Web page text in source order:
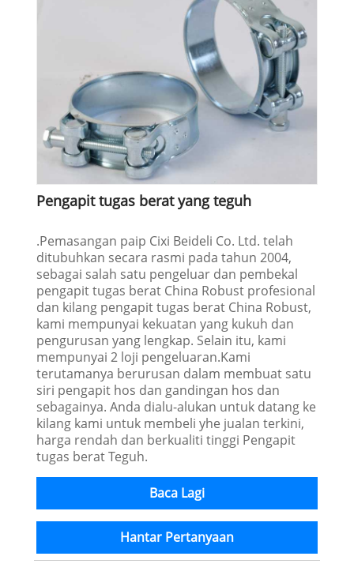
Pengapit tugas berat yang teguh
.Pemasangan paip Cixi Beideli Co. Ltd. telah
ditubuhkan secara rasmi pada tahun 2004,
sebagai salah satu pengeluar dan pembekal
pengapit tugas berat China Robust profesional
dan kilang pengapit tugas berat China Robust,
kami mempunyai kekuatan yang kukuh dan
pengurusan yang lengkap. Selain itu, kami
mempunyai 2 loji pengeluaran.Kami
terutamanya berurusan dalam membuat satu
siri pengapit hos dan gandingan hos dan
sebagainya. Anda dialu-alukan untuk datang ke
kilang kami untuk membeli yhe jualan terkini,
harga rendah dan berkualiti tinggi Pengapit
tugas berat Teguh.
Baca Lagi
Hantar Pertanyaan